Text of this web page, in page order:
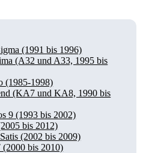
(1991 bis 1996)
(A32 und A33, 1995 bis
(1985-1998)
(KA7 und KA8, 1990 bis
9 (1993 bis 2002)
bis 2012)
(2002 bis 2009)
(2000 bis 2010)